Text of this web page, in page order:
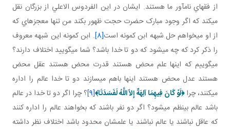
از فقهاي نام آور ما هستند. ايشان در اين الفردوس الاعلي از بزرگان نقل
مي کند که اگر وجود مبارک حضرت حجت ظهور بکند من تنها معجزه اي که
از او مي خواهم حل شبهه ابن کمونه است[8] . ابن کمونه اين شبهه معروف
را ذکر کرد که چه مي شود که دو تا خدا باشد؟ شما مي گوييد اختلاف دارند؟
مي گوييم که اينها علم محض هستند قدرت محض هستند عقل محض
هستند عدل محض هستند اينها باهم مي سازند دو تا خدا عالم را اداره
مي کنند، چرا﴿لَوْ كَانَ فِيهِمَا آلِهَةٌ إِلاّ اللَّهُ لَفَسَدَتَا﴾[9] ؟ چرا اگر دو تا خدا در عالم
باشد عالم بي نظم مي شود؟ اگر دو نفر باشند که بخواهند عالم را اداره کنند
که عاقل نباشند يا عالم نباشند يا علمشان محدود باشد اختلاف نظر داشته